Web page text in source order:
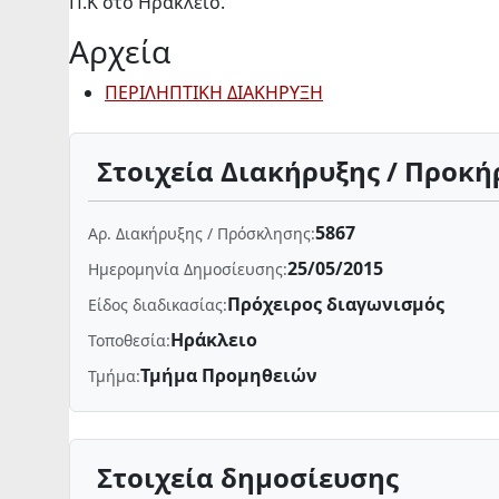
Αρχεία
ΠΕΡΙΛΗΠΤΙΚΗ ΔΙΑΚΗΡΥΞΗ
Στοιχεία Διακήρυξης /
Αρ. Διακήρυξης / Πρόσκλησης:5867
Ημερομηνία Δημοσίευσης:25/05/2015
Είδος διαδικασίας:Πρόχειρος διαγωνισμός
Τοποθεσία:Ηράκλειο
Τμήμα:Τμήμα Προμηθειών
Στοιχεία δημοσίευσης